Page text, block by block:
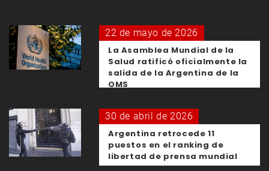
22 de mayo de 2026
La Asamblea Mundial de la
Salud ratificó oficialmente la
salida de la Argentina de la
OMS
30 de abril de 2026
Argentina retrocede 11
puestos en el ranking de
libertad de prensa mundial